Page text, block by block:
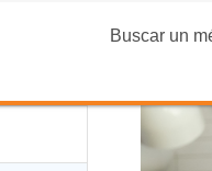
Buscar un